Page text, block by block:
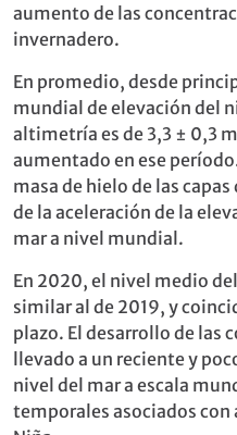
aumento de las
invernadero.
En promedio, desde
mundial de elevación del
altimetría es de 3,3 ± 0,3
aumentado en ese
masa de hielo de las
de la aceleración de la
mar a nivel mundial.
En 2020, el nivel medio
similar al de 2019, y
plazo. El desarrollo de las
llevado a un reciente y
nivel del mar a escala
temporales asociados con